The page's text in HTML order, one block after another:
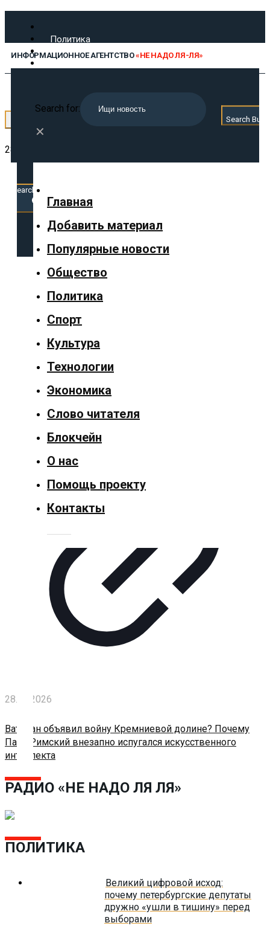
Политика
Экономика
Предложить новость
Search Button
✕
Главная
материал
Популярные
новости
Общество
Спорт
Культура
Экономика
Слово
читателя
Блокчейн
Помощь
проекту
ИНФОРМАЦИОННОЕ АГЕНТСТВО«НЕ НАДО ЛЯ-ЛЯ»
Search for:
Search
✕
Главная
Добавить материал
Популярные новости
Общество
Политика
Спорт
Культура
Технологии
Экономика
Слово читателя
Блокчейн
О нас
Помощь проекту
Контакты
28.05.2026
28.05.2026
Ватикан объявил войну Кремниевой долине? Почему
Папа Римский внезапно испугался искусственного
интеллекта
РАДИО «НЕ НАДО ЛЯ ЛЯ»
ПОЛИТИКА
Великий цифровой исход:
почему петербургские депутаты
дружно «ушли в тишину» перед
выборами